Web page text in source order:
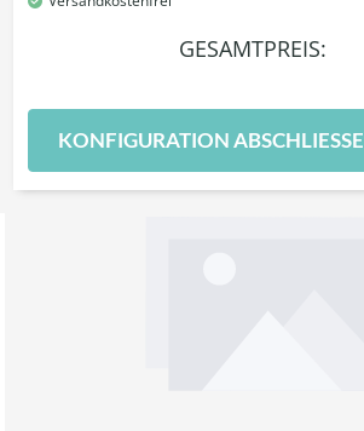
GESAMTPREIS:
KONFIGURATION ABSCHLIESSEN